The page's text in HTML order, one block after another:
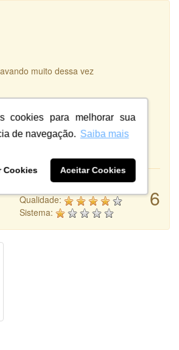
cookies para melhorar sua
de navegação. Saiba mais
Cookies Aceitar Cookies
muito dessa vez
6
Qualidade:
Sistema: